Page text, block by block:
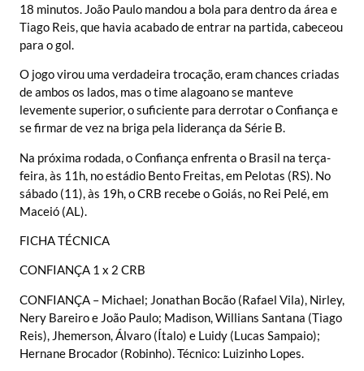
18 minutos. João Paulo mandou a bola para dentro da área e
Tiago Reis, que havia acabado de entrar na partida, cabeceou
para o gol.
O jogo virou uma verdadeira trocação, eram chances criadas
de ambos os lados, mas o time alagoano se manteve
levemente superior, o suficiente para derrotar o Confiança e
se firmar de vez na briga pela liderança da Série B.
Na próxima rodada, o Confiança enfrenta o Brasil na terça-
feira, às 11h, no estádio Bento Freitas, em Pelotas (RS). No
sábado (11), às 19h, o CRB recebe o Goiás, no Rei Pelé, em
Maceió (AL).
FICHA TÉCNICA
CONFIANÇA 1 x 2 CRB
CONFIANÇA – Michael; Jonathan Bocão (Rafael Vila), Nirley,
Nery Bareiro e João Paulo; Madison, Willians Santana (Tiago
Reis), Jhemerson, Álvaro (Ítalo) e Luidy (Lucas Sampaio);
Hernane Brocador (Robinho). Técnico: Luizinho Lopes.